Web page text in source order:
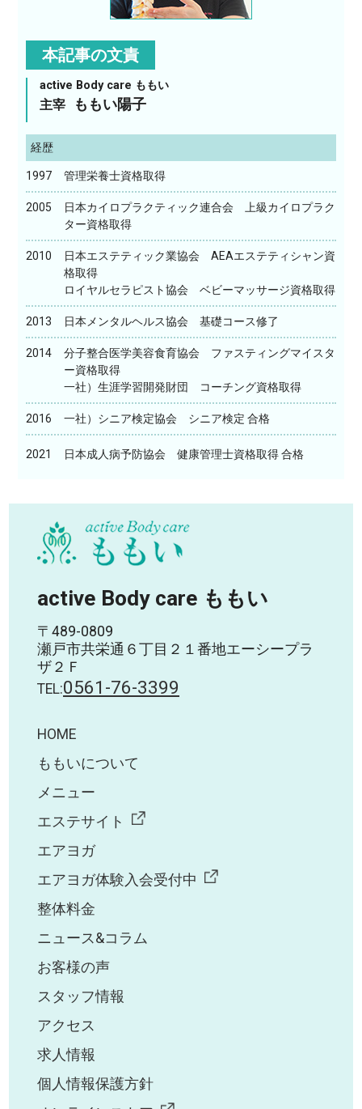
本記事の文責
active Body care ももい
主宰 ももい陽子
経歴
1997 管理栄養士資格取得
2005
日本カイロプラクティック連合会 上級カイロプラク
ター資格取得
2010
日本エステティック業協会 AEAエステティシャン資
格取得
ロイヤルセラピスト協会 ベビーマッサージ資格取得
2013 日本メンタルヘルス協会 基礎コース修了
2014
分子整合医学美容食育協会 ファスティングマイスタ
ー資格取得
一社）生涯学習開発財団 コーチング資格取得
2016 一社）シニア検定協会 シニア検定 合格
2021 日本成人病予防協会 健康管理士資格取得 合格
active Body care ももい
〒489-0809
瀬戸市共栄通６丁目２１番地エーシープラ
ザ２Ｆ
TEL:0561-76-3399
HOME
ももいについて
メニュー
エステサイト
エアヨガ
エアヨガ体験入会受付中
整体料金
ニュース&コラム
お客様の声
スタッフ情報
アクセス
求人情報
個人情報保護方針